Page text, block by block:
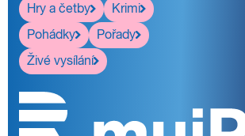
Hry a četby
Krimi
Pohádky
Pořady
Živé vysílání